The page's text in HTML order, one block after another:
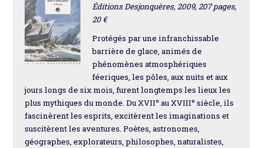
Éditions Desjonquères, 2009, 207 pages,
20 €
Protégés par une infranchissable
barrière de glace, animés de
phénomènes atmosphériques
féeriques, les pôles, aux nuits et aux
jours longs de six mois, furent longtemps les lieux les
plus mythiques du monde. Du XVIIe au XVIIIe siècle, ils
fascinèrent les esprits, excitèrent les imaginations et
suscitèrent les aventures. Poètes, astronomes,
géographes, explorateurs, philosophes, naturalistes,